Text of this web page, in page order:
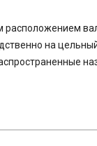
расположением
на